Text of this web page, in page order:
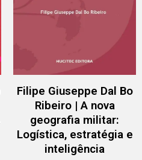
Filipe Giuseppe Dal Bo
Ribeiro | A nova
geografia militar:
Logística, estratégia e
inteligência